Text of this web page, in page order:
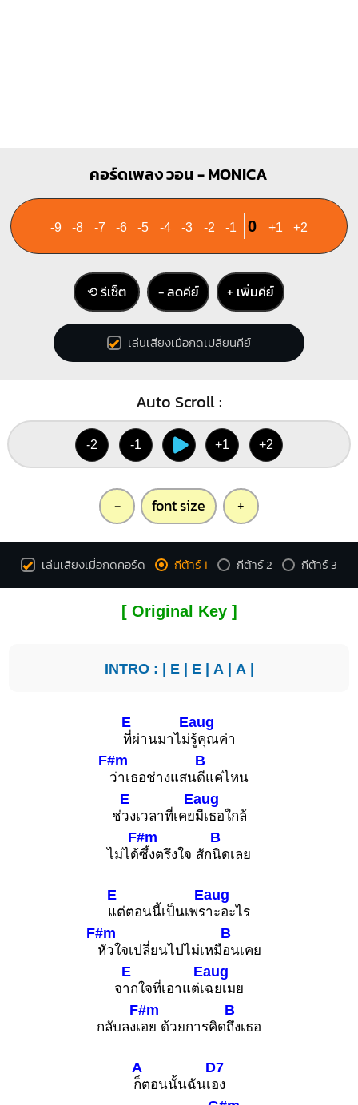
คอร์ดเพลง วอน - MONICA
-9 -8 -7 -6 -5 -4 -3 -2 -1 0 +1 +2
⟲ รีเซ็ต − ลดคีย์ + เพิ่มคีย์
เล่นเสียงเมื่อกดเปลี่ยนคีย์
Auto Scroll :
-2 -1 +1 +2
- font size +
เล่นเสียงเมื่อกดคอร์ด กีต้าร์ 1 กีต้าร์ 2 กีต้าร์ 3
[ Original Key ]
INTRO : | E| E| A | A |
E
ที่ผ่านมาไม่
Eaug
รู้คุณค่า
F#m
ว่าเธอช่างแสน
B
ดีแค่ไหน
ช่
E
วงเวลาที่เคย
Eaug
มีเธอใกล้
ไม่ได้
F#m
ซึ้งตรึงใจ สัก
B
นิดเลย
E
แต่ตอนนี้เป็นเพร
Eaug
าะอะไร
F#m
หัวใจเปลี่ยนไปไม่เหมื
B
อนเคย
จ
E
ากใจที่เอาแต่เ
Eaug
ฉยเมย
กลับลงเ
F#m
อย ด้วยการคิด
B
ถึงเธอ
A
ก็ตอนนั้นฉันเ
D7
อง